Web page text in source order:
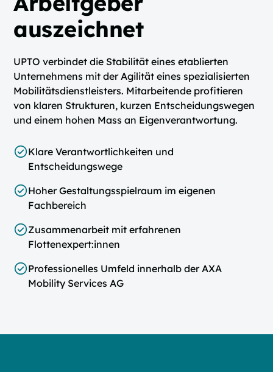
auszeichnet
UPTO verbindet die Stabilität eines etablierten
Unternehmens mit der Agilität eines spezialisierten
Mobilitätsdienstleisters. Mitarbeitende profitieren
von klaren Strukturen, kurzen Entscheidungswegen
und einem hohen Mass an Eigenverantwortung.
Klare Verantwortlichkeiten und
Entscheidungswege
Hoher Gestaltungsspielraum im eigenen
Fachbereich
Zusammenarbeit mit erfahrenen
Flottenexpert:innen
Professionelles Umfeld innerhalb der AXA
Mobility Services AG